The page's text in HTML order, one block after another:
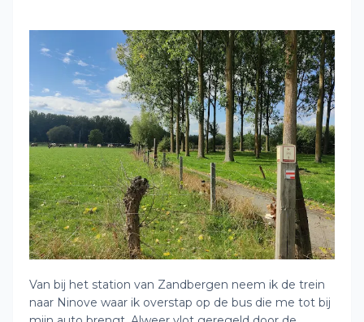
Van bij het station van Zandbergen neem ik de trein
naar Ninove waar ik overstap op de bus die me tot bij